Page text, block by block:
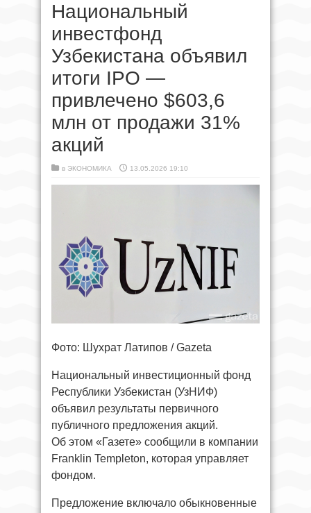
Национальный
инвестфонд
Узбекистана объявил
итоги IPO —
привлечено $603,6
млн от продажи 31%
акций
в ЭКОНОМИКА 13.05.2026 19:10
Фото: Шухрат Латипов / Gazeta
Национальный инвестиционный фонд
Республики Узбекистан (УзНИФ)
объявил результаты первичного
публичного предложения акций.
Об этом «Газете» сообщили в компании
Franklin Templeton, которая управляет
фондом.
Предложение включало обыкновенные